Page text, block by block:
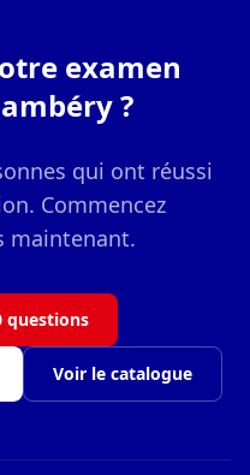
examen
?
qui ont réussi
Commencez
maintenant.
questions
Voir le catalogue